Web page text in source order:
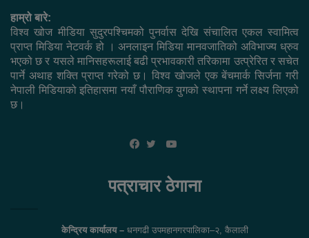
हाम्रो बारे:
विश्व खोज मीडिया सुदुरपश्चिमको पुनर्वास देखि संचालित एकल स्वामित्व
प्राप्त मिडिया नेटवर्क हो । अनलाइन मिडिया मानवजातिको अविभाज्य ध्रुव
भएको छ र यसले मानिसहरूलाई बढी प्रभावकारी तरिकामा उत्प्रेरित र सचेत
पार्ने अथाह शक्ति प्राप्त गरेको छ। विश्व खोजले एक बेंचमार्क सिर्जना गरी
नेपाली मिडियाको इतिहासमा नयाँ पौराणिक युगको स्थापना गर्ने लक्ष्य लिएको
छ।
YouTube
पत्राचार ठेगाना
केन्द्रिय कार्यालय –धनगढी उपमहानगरपालिका–२, कैलाली